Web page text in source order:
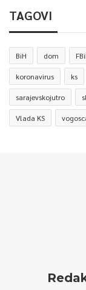
TAGOVI
BiH dom
koronavirus ks
sarajevskojutro
Vlada KS